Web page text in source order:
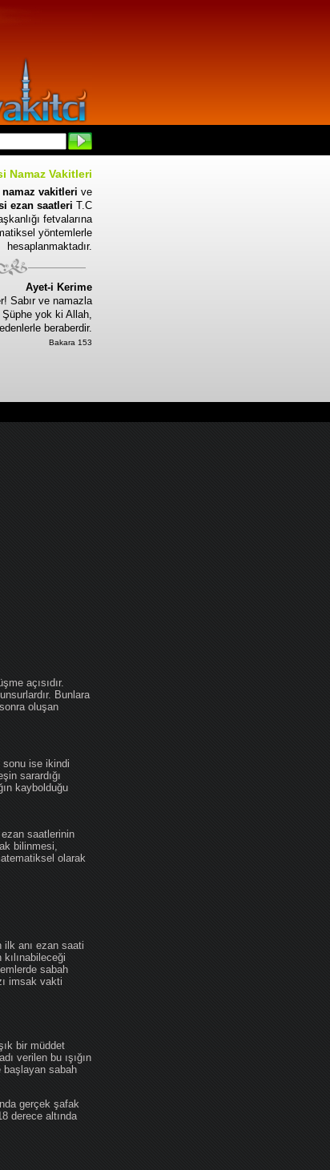
Namaz Vakitleri
vakitleri ve
ezan saatleri T.C
fetvalarına
yöntemlerle
hesaplanmaktadır.
Ayet-i Kerime
Sabır ve namazla
yok ki Allah,
beraberdir.
Bakara 153
açısıdır.
Bunlara
oluşan
sonu ise ikindi
sarardığı
kaybolduğu
saatlerinin
bilinmesi,
olarak
anı ezan saati
sabah
imsak vakti
bir müddet
verilen bu ışığın
başlayan sabah
gerçek şafak
derece altında